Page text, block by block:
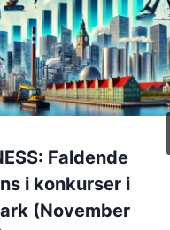
Faldende
i konkurser i
(November